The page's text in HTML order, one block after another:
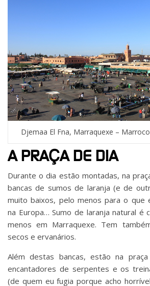
Djemaa El Fna, Marraquexe –
A PRAÇA DE DIA
Durante o dia estão montadas, na
bancas de sumos de laranja (e de
muito baixos, pelo menos para o que
na Europa… Sumo de laranja natural é
menos em Marraquexe. Tem
secos e ervanários.
Além destas bancas, estão na
encantadores de serpentes e os
(de quem eu fugia porque acho